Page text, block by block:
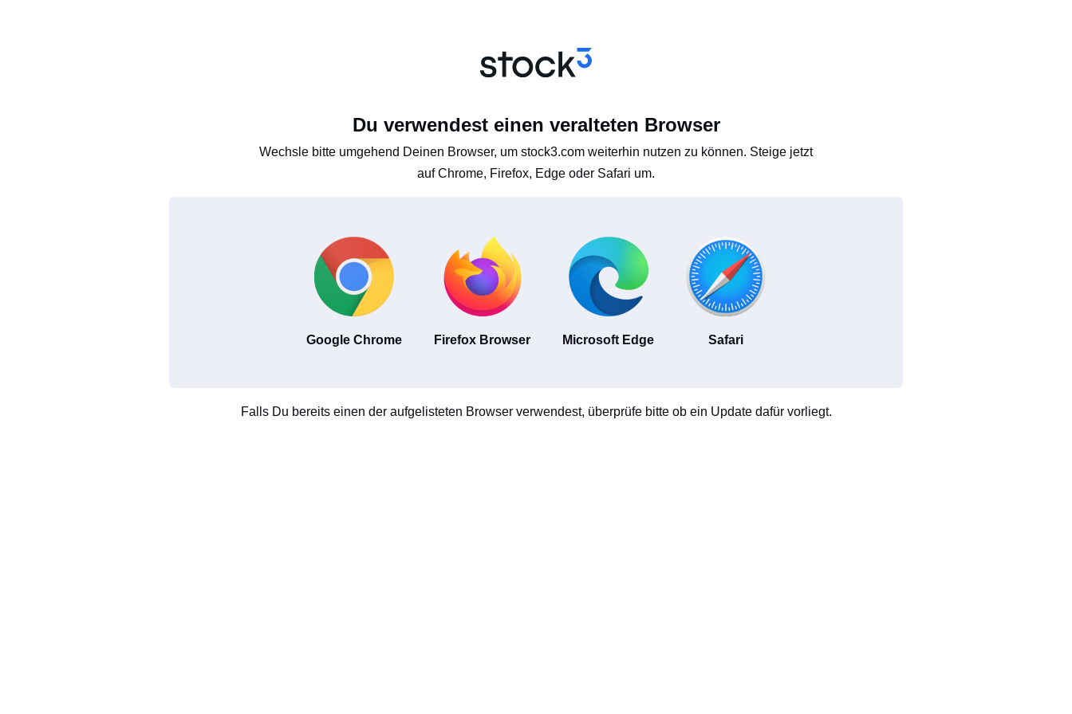
Du verwendest einen veralteten Browser
Wechsle bitte umgehend Deinen Browser, um stock3.com weiterhin nutzen zu können. Steige jetzt
auf Chrome, Firefox, Edge oder Safari um.
Google Chrome Firefox Browser Microsoft Edge Safari
Falls Du bereits einen der aufgelisteten Browser verwendest, überprüfe bitte ob ein Update dafür vorliegt.